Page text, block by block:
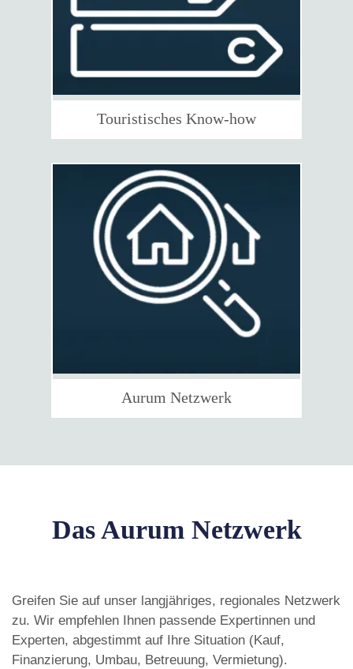
Touristisches Know-how
Aurum Netzwerk
Das Aurum Netzwerk
Greifen Sie auf unser langjähriges, regionales Netzwerk
zu. Wir empfehlen Ihnen passende Expertinnen und
Experten, abgestimmt auf Ihre Situation (Kauf,
Finanzierung, Umbau, Betreuung, Vermietung).